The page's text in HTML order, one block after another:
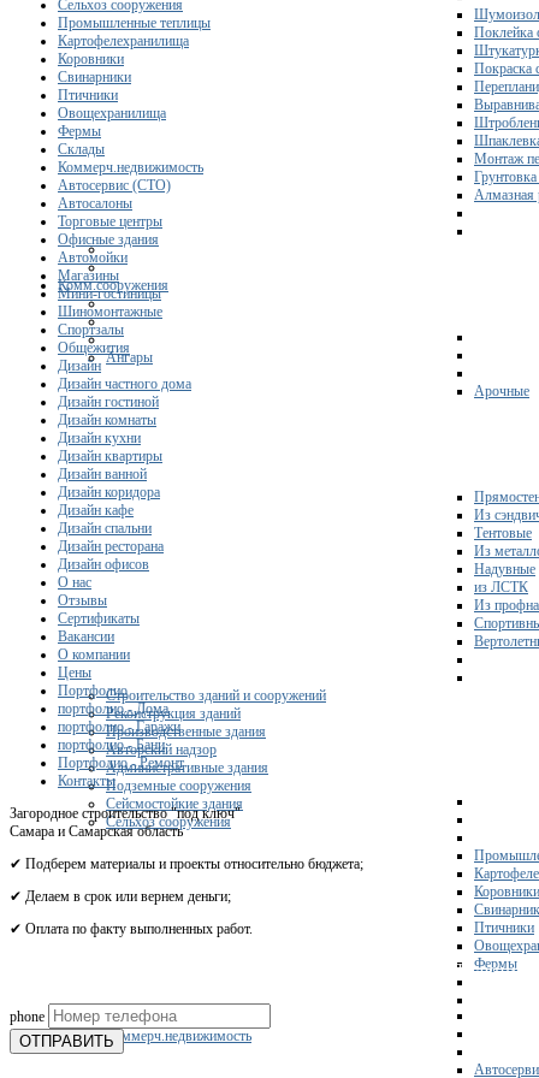
Поклейка
Покраска
Монтаж
Грунтовка
Алмазная
Комм.сооружения
Ангары
Арочные
Из
Тентовые
Из
Надувные
из ЛСТК
Из
Строительство зданий и сооружений
Реконструкция зданий
Производственные здания
Авторский надзор
Административные здания
Подземные сооружения
Сейсмостойкие здания
Сельхоз сооружения
Коровники
Птичники
Фермы
Склады
Коммерч.недвижимость
Сельхоз сооружения
Промышленные теплицы
Картофелехранилища
Коровники
Свинарники
Птичники
Овощехранилища
Фермы
Склады
Коммерч.недвижимость
Автосервис (СТО)
Автосалоны
Торговые центры
Офисные здания
Автомойки
Магазины
Мини-гостиницы
Шиномонтажные
Спортзалы
Общежития
Дизайн
Дизайн частного дома
Дизайн гостиной
Дизайн комнаты
Дизайн кухни
Дизайн квартиры
Дизайн ванной
Дизайн коридора
Дизайн кафе
Дизайн спальни
Дизайн ресторана
Дизайн офисов
О нас
Отзывы
Сертификаты
Вакансии
О компании
Цены
Портфолио
портфолио - Дома
портфолио - Гаражи
портфолио - Бани
Портфолио - Ремонт
Контакты
Загородное строительство "под ключ"
Самара и Самарская область
✔ Подберем материалы и проекты относительно бюджета;
✔ Делаем в срок или вернем деньги;
✔ Оплата по факту выполненных работ.
phone
ОТПРАВИТЬ